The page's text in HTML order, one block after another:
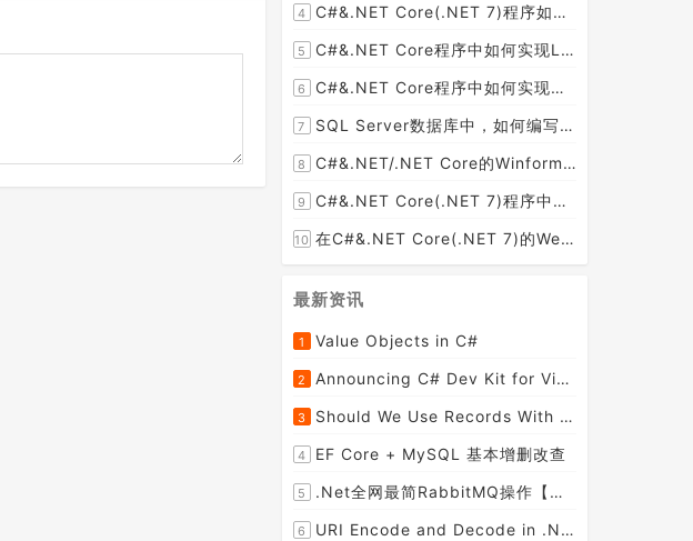
4 C#&.NET Core(.NET 7)程序如何去掉HTML内容中的font标签呢？
5 C#&.NET Core程序中如何实现LEFT JOIN两张DataTable并将子表值赋值给主表某列？
6 C#&.NET Core程序中如何实现文件下载显示当前文件的下载进度和下载速度以及暂停下载，取消下载呢？
7 SQL Server数据库中，如何编写SQL语句实现以小时为列统计每小时的订单数量并生成统计数据报表呢？
8 C#&.NET/.NET Core的Winform桌面程序如何通过拖动ListViewItem到某个文件夹，来下载远程文件到该文件夹呢？
9 C#&.NET Core(.NET 7)程序中使用Flurl下载文件时如何实现实时报告当前的下载进度？
10 在C#&.NET Core(.NET 7)的Web API程序中，如何从数据库加载并动态设置cors允许跨域的域名列表呢？
最新资讯
1 Value Objects in C#
2 Announcing C# Dev Kit for Visual Studio Code
3 Should We Use Records With EF Core as Model Classes?
4 EF Core + MySQL 基本增删改查
5 .Net全网最简RabbitMQ操作【强烈推荐】
6 URI Encode and Decode in .NET